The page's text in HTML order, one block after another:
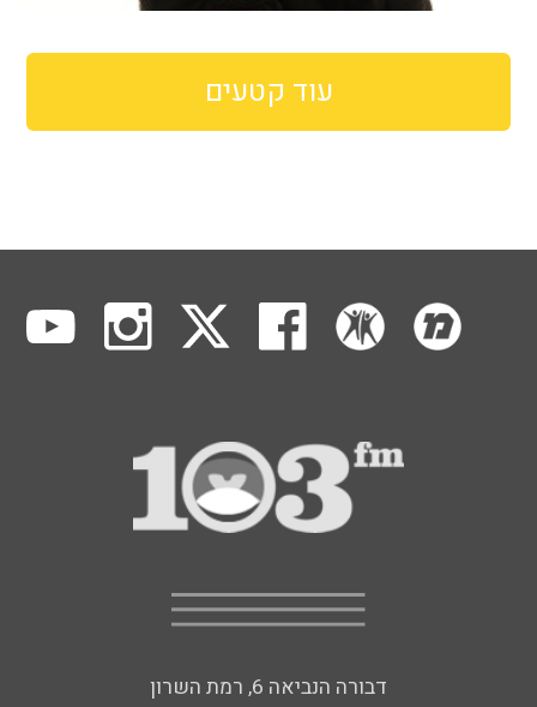
עוד קטעים
דבורה הנביאה 6, רמת השרון